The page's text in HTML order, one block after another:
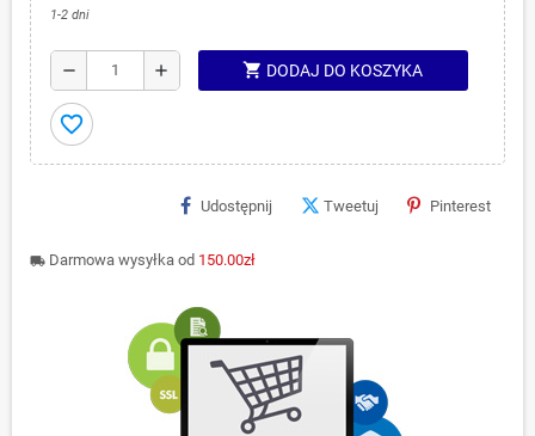
1-2 dni
remove add shopping_cart DODAJ DO KOSZYKA
favorite_border
Udostępnij Tweetuj Pinterest
local_shipping Darmowa wysyłka od 150.00zł